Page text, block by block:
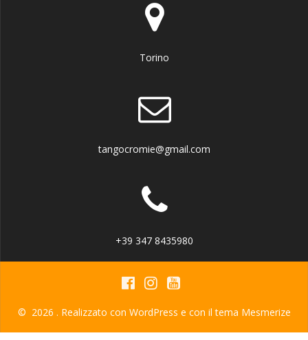
Torino
tangocromie@gmail.com
+39 347 8435980
© 2026 . Realizzato con WordPress e con il tema Mesmerize